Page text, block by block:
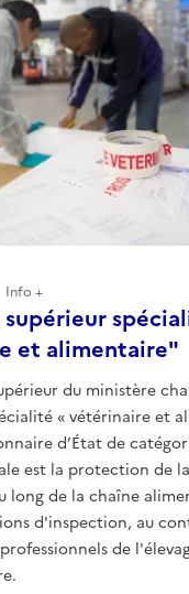
et alimentaire"
du ministère
« vétérinaire et
d’État de
est la protection de
long de la chaîne
d'inspection, au
de
Info +